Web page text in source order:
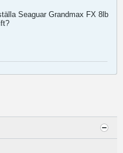
Seaguar Grandmax FX 8lb